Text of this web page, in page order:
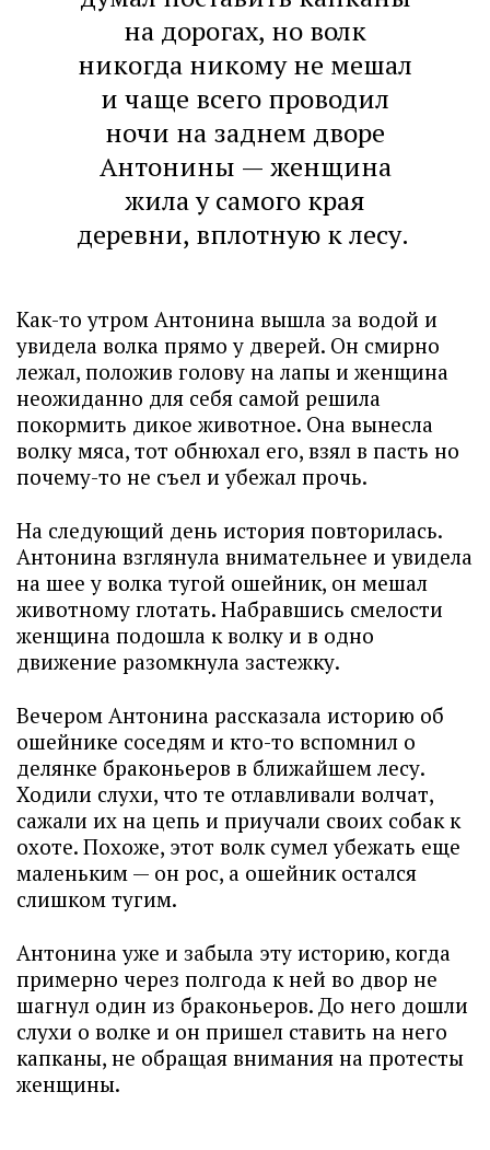
на дорогах, но волк
никогда никому не мешал
и чаще всего проводил
ночи на заднем дворе
Антонины — женщина
жила у самого края
деревни, вплотную к лесу.
Как-то утром Антонина вышла за водой и
увидела волка прямо у дверей. Он смирно
лежал, положив голову на лапы и женщина
неожиданно для себя самой решила
покормить дикое животное. Она вынесла
волку мяса, тот обнюхал его, взял в пасть но
почему-то не съел и убежал прочь.
На следующий день история повторилась.
Антонина взглянула внимательнее и увидела
на шее у волка тугой ошейник, он мешал
животному глотать. Набравшись смелости
женщина подошла к волку и в одно
движение разомкнула застежку.
Вечером Антонина рассказала историю об
ошейнике соседям и кто-то вспомнил о
делянке браконьеров в ближайшем лесу.
Ходили слухи, что те отлавливали волчат,
сажали их на цепь и приучали своих собак к
охоте. Похоже, этот волк сумел убежать еще
маленьким — он рос, а ошейник остался
слишком тугим.
Антонина уже и забыла эту историю, когда
примерно через полгода к ней во двор не
шагнул один из браконьеров. До него дошли
слухи о волке и он пришел ставить на него
капканы, не обращая внимания на протесты
женщины.